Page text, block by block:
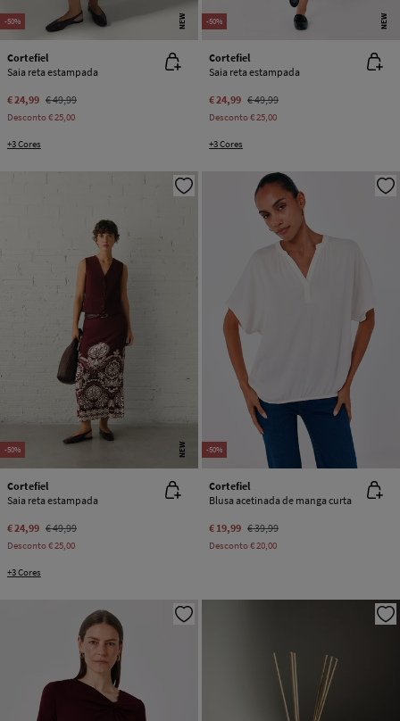
-50% NEW
Cortefiel
Saia reta estampada
€ 24,99 € 49,99
Desconto€ 25,00
+3 Cores
-50% NEW
Cortefiel
Saia reta estampada
€ 24,99 € 49,99
Desconto€ 25,00
+3 Cores
-50% NEW
Cortefiel
Saia reta estampada
€ 24,99 € 49,99
Desconto€ 25,00
+3 Cores
-50%
Cortefiel
Blusa acetinada de manga curta
€ 19,99 € 39,99
Desconto€ 20,00